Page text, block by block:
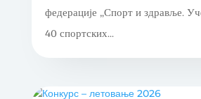
федерације „Спорт и здравље.
40 спортских...